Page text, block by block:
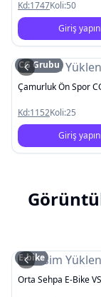
Kd:1747Koli:50
Giriş
Resim
CG Grubu
Çamurluk Ön Spor
Kd:1152Koli:25
Giriş
Resim
E-bike
Orta Sehpa E-Bike